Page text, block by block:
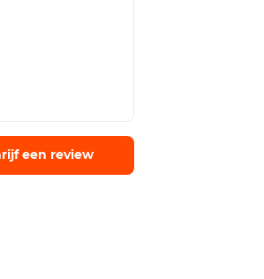
een review